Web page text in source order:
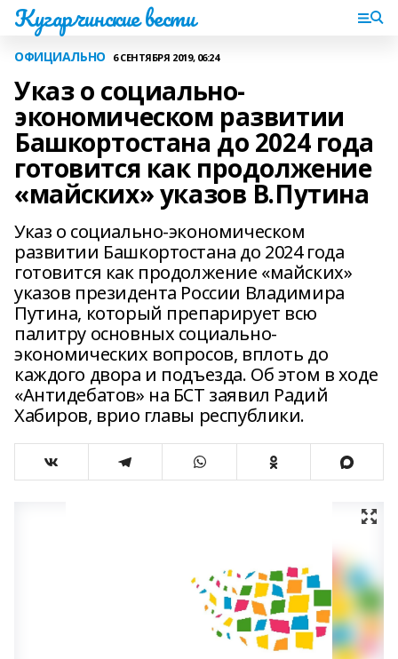
Кугарчинские вести
ОФИЦИАЛЬНО 6 СЕНТЯБРЯ 2019, 06:24
Указ о социально-
экономическом развитии
Башкортостана до 2024 года
готовится как продолжение
«майских» указов В.Путина
Указ о социально-экономическом
развитии Башкортостана до 2024 года
готовится как продолжение «майских»
указов президента России Владимира
Путина, который препарирует всю
палитру основных социально-
экономических вопросов, вплоть до
каждого двора и подъезда. Об этом в ходе
«Антидебатов» на БСТ заявил Радий
Хабиров, врио главы республики.